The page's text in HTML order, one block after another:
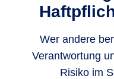
Wer andere
Verantwortung
Risiko im